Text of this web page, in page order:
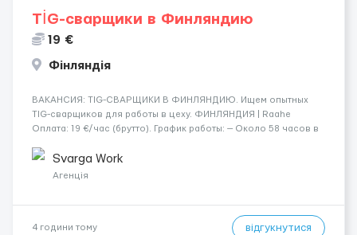
TİG-сварщики в Финляндию
19 €
Фінляндія
​​ВАКАНСИЯ: TIG-СВАРЩИКИ В ФИНЛЯНДИЮ. Ищем опытных
TIG-сварщиков для работы в цеху. ФИНЛЯНДИЯ | Raahe
Оплата: 19 €/час (брутто). График работы: — Около 58 часов в
переработки. Дата начала: — Как можно скорее....
Svarga Work
Агенція
4 години тому відгукнутися